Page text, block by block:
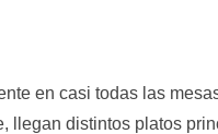
en casi todas las
llegan distintos platos